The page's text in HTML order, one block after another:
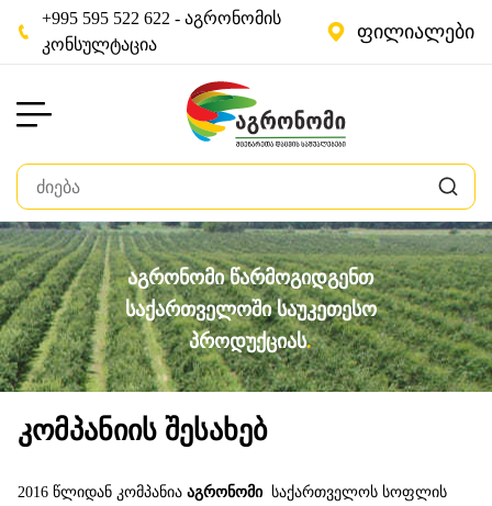
+995 595 522 622 - აგრონომის
კონსულტაცია
ფილიალები
აგრონომი წარმოგიდგენთ
საქართველოში საუკეთესო
პროდუქციას
კომპანიის შესახებ
2016 წლიდან კომპანია აგრონომი საქართველოს სოფლის